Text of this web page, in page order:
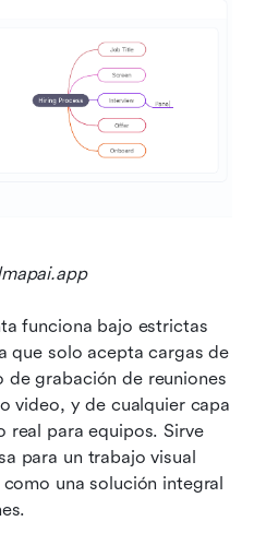
funciona bajo estrictas
que solo acepta cargas de
de grabación de reuniones
video, y de cualquier capa
real para equipos. Sirve
para un trabajo visual
una solución integral